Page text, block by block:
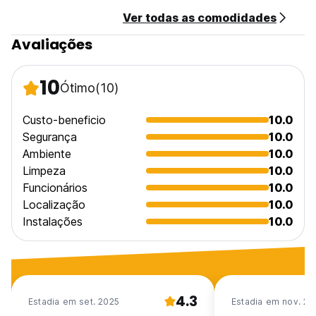
Impostos não incluídos - 11%
Café da manhã não incluído.
Sem toque de recolher.
consideradas adultos nesta propriedade.
Não fumadores, mas têm uma área para fumadores.
from original language)
Ver todas as comodidades
Avaliações
10Ótimo(10)
Custo-beneficio
10.0
Segurança
10.0
Ambiente
10.0
Limpeza
10.0
Funcionários
10.0
Localização
10.0
Instalações
10.0
Estadia em set. 2025 4.3 Estadia em nov.